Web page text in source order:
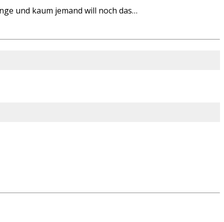
und kaum jemand will noch das…